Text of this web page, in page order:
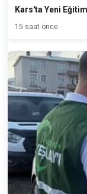
Kars'ta Yeni
15 saat önce